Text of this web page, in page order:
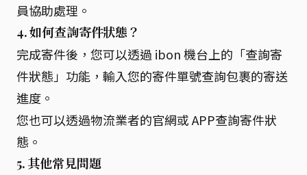
員協助處理。
4. 如何查詢寄件狀態？
完成寄件後，您可以透過 ibon 機台上的「查詢寄
件狀態」功能，輸入您的寄件單號查詢包裹的寄送
進度。
您也可以透過物流業者的官網或 APP查詢寄件狀
態。
5. 其他常見問題